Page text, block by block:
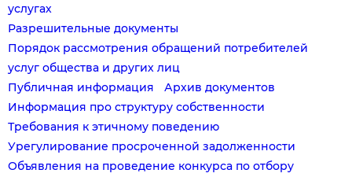
услугах
Разрешительные документы
Порядок рассмотрения обращений потребителей
услуг общества и других лиц
Публичная информация
Архив документов
Информация про структуру собственности
Требования к этичному поведению
Урегулирование просроченной задолженности
Объявления на проведение конкурса по отбору